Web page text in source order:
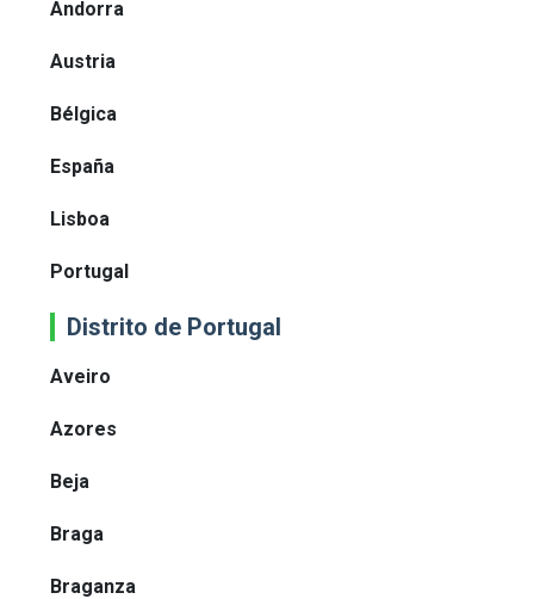
Andorra
Austria
Bélgica
España
Lisboa
Portugal
Distrito de Portugal
Aveiro
Azores
Beja
Braga
Braganza